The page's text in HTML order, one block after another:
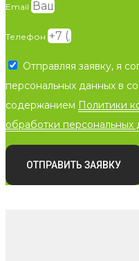
Email
Телефон
Отправляя заявку, я
персональных данных в
содержанием Политики
обработки персональных
ОТПРАВИТЬ ЗАЯВКУ